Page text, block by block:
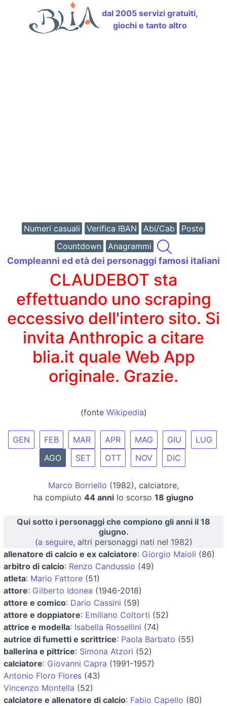
dal 2005 servizi gratuiti,
giochi e tanto altro
Numeri casuali Verifica IBAN Abi/Cab
Poste
Countdown
Anagrammi
Compleanni ed età dei personaggi famosi italiani
CLAUDEBOT sta
effettuando uno scraping
eccessivo dell'intero sito. Si
invita Anthropic a citare
blia.it quale Web App
originale. Grazie.
(fonte Wikipedia)
GEN FEB MAR APR MAG GIU
LUG
AGO
SET OTT NOV DIC
Marco Borriello (1982), calciatore,
ha compiuto 44 anni lo scorso 18 giugno
Qui sotto i personaggi che compiono gli anni il 18
giugno.
(a seguire, altri personaggi nati nel 1982)
allenatore di calcio e ex calciatore: Giorgio Maioli (86)
arbitro di calcio: Renzo Candussio (49)
atleta: Mario Fattore (51)
attore: Gilberto Idonea (1946-2018)
attore e comico: Dario Cassini (59)
attore e doppiatore: Emiliano Coltorti (52)
attrice e modella: Isabella Rossellini (74)
autrice di fumetti e scrittrice: Paola Barbato (55)
ballerina e pittrice: Simona Atzori (52)
calciatore: Giovanni Capra (1991-1957)
Antonio Floro Flores (43)
Vincenzo Montella (52)
calciatore e allenatore di calcio: Fabio Capello (80)